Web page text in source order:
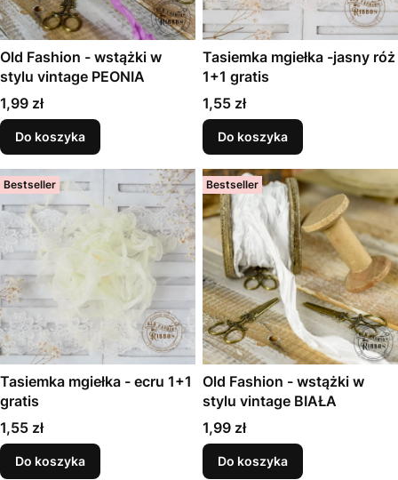
Old Fashion - wstążki w
stylu vintage PEONIA
Cena
1,99 zł
Do koszyka
Tasiemka mgiełka -jasny róż
1+1 gratis
Cena
1,55 zł
Do koszyka
Bestseller
Tasiemka mgiełka - ecru 1+1
gratis
Cena
1,55 zł
Do koszyka
Bestseller
Old Fashion - wstążki w
stylu vintage BIAŁA
Cena
1,99 zł
Do koszyka